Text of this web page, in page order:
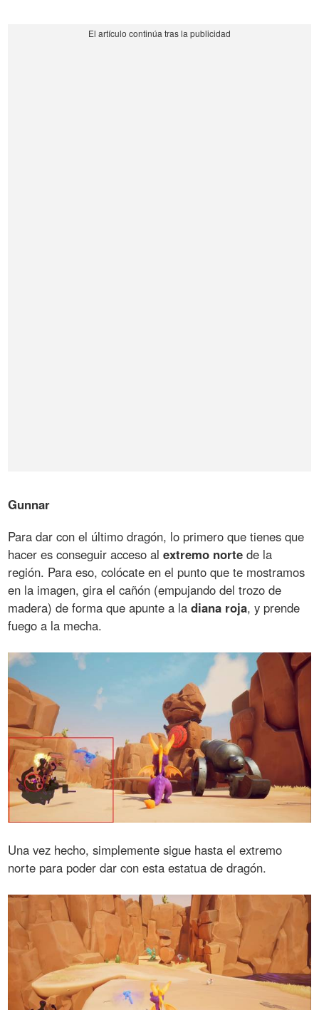
Gunnar
Para dar con el último dragón, lo primero que tienes que
hacer es conseguir acceso alextremo norte de la
región. Para eso, colócate en el punto que te mostramos
en la imagen, gira el cañón (empujando del trozo de
madera) de forma que apunte a ladiana roja, y prende
fuego a la mecha.
Una vez hecho, simplemente sigue hasta el extremo
norte para poder dar con esta estatua de dragón.